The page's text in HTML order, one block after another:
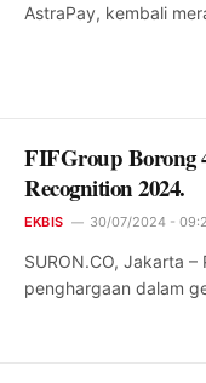
AstraPay, kembali
FIFGroup Borong
Recognition 2024.
EKBIS 30/07/2024 -
SURON.CO, Jakarta
penghargaan dalam